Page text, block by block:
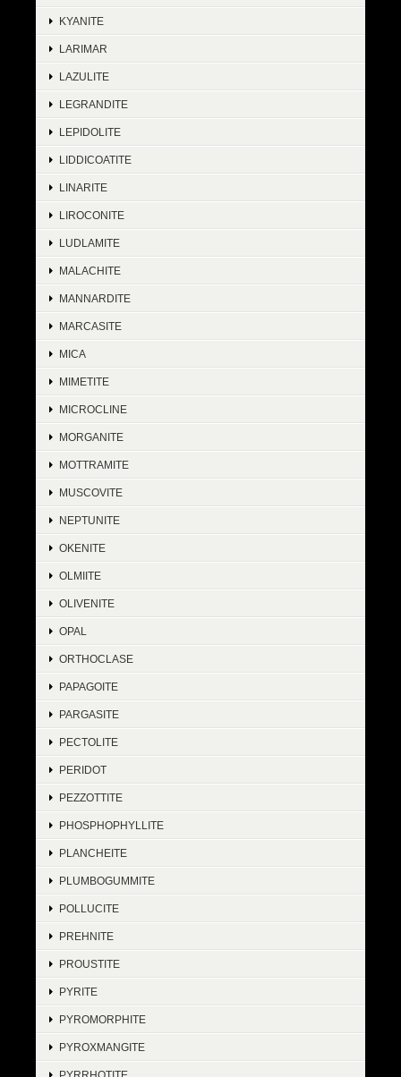
KYANITE
LARIMAR
LAZULITE
LEGRANDITE
LEPIDOLITE
LIDDICOATITE
LINARITE
LIROCONITE
LUDLAMITE
MALACHITE
MANNARDITE
MARCASITE
MICA
MIMETITE
MICROCLINE
MORGANITE
MOTTRAMITE
MUSCOVITE
NEPTUNITE
OKENITE
OLMIITE
OLIVENITE
OPAL
ORTHOCLASE
PAPAGOITE
PARGASITE
PECTOLITE
PERIDOT
PEZZOTTITE
PHOSPHOPHYLLITE
PLANCHEITE
PLUMBOGUMMITE
POLLUCITE
PREHNITE
PROUSTITE
PYRITE
PYROMORPHITE
PYROXMANGITE
PYRRHOTITE